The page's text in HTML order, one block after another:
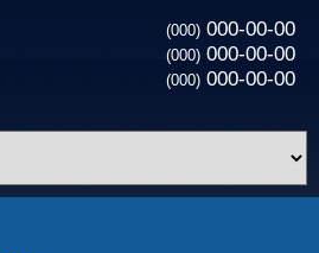
(000) 000-00-00
(000) 000-00-00
(000) 000-00-00